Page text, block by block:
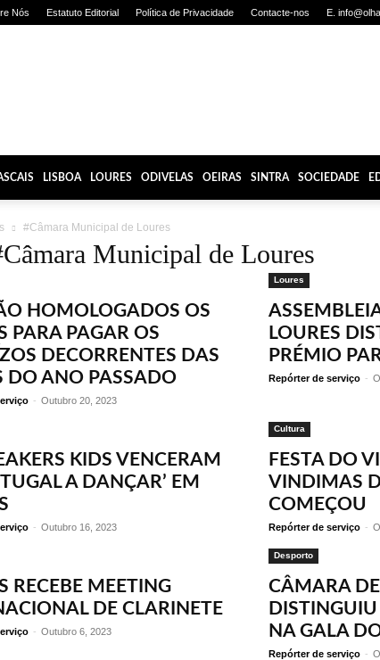
Nós Estatuto Editorial Política de Privacidade Contacte-nos E.
LISBOA LOURES ODIVELAS OEIRAS SINTRA SOCIEDADE
#Câmara Municipal de Loures
Municipal de Loures
HOMOLOGADOS OS
PARA PAGAR OS
DECORRENTES DAS
DO ANO PASSADO
- Outubro 20, 2023
Loures
LOURES
PRÉMIO
Repórter de serviço -
KIDS VENCERAM
A DANÇAR’ EM
- Outubro 16, 2023
Cultura
FESTA DO
VINDIMAS
COMEÇOU
Repórter de serviço -
RECEBE MEETING
DE CLARINETE
- Outubro 6, 2023
Desporto
CÂMARA
DISTINGUIU
NA GALA
Repórter de serviço -